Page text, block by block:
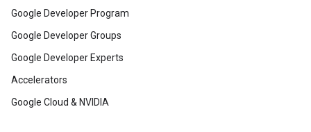
Google Developer Program
Google Developer Groups
Google Developer Experts
Accelerators
Google Cloud & NVIDIA